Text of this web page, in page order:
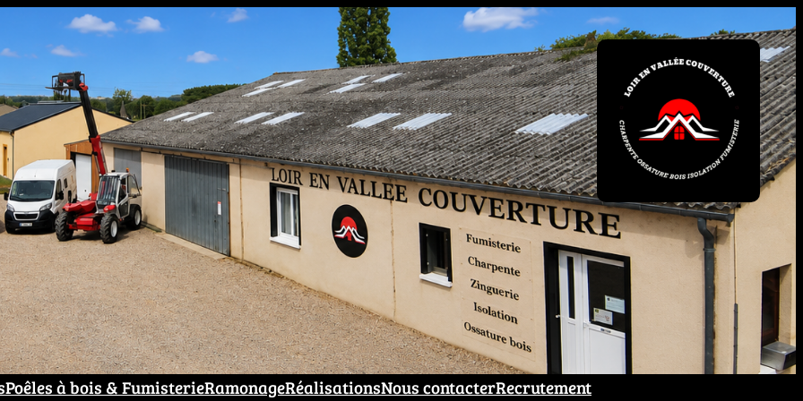
Poêles à bois & FumisterieRamonageRéalisationsNous contacterRecrutement